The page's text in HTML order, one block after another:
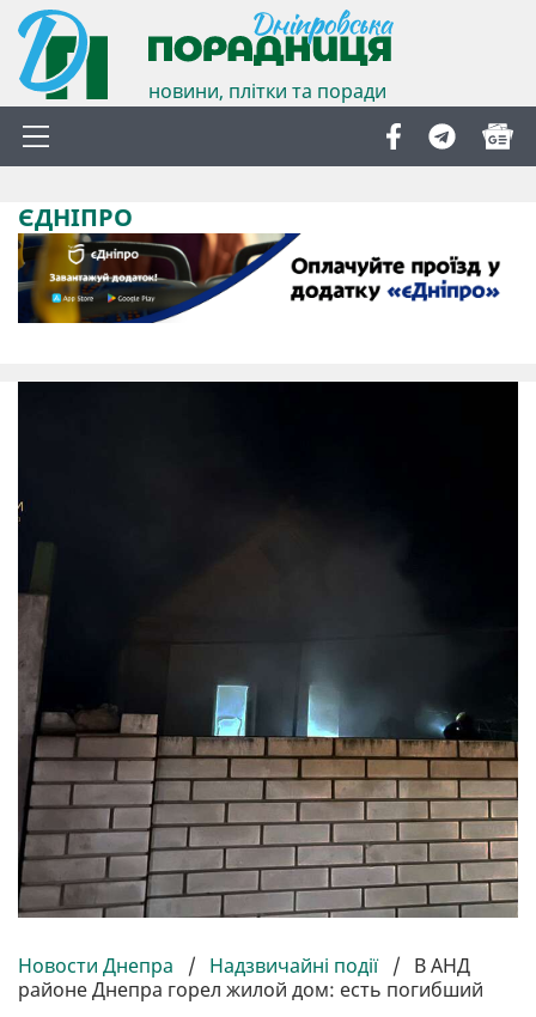
новини, плітки та поради
ЄДНІПРО
Новости Днепра / Надзвичайні події / В АНД
районе Днепра горел жилой дом: есть погибший